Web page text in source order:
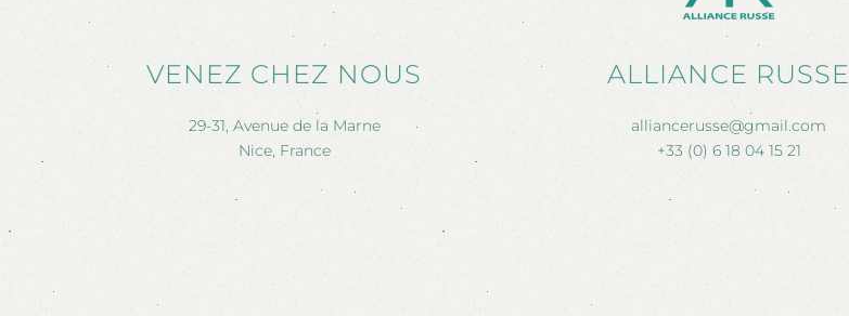
VENEZ CHEZ NOUS
29-31, Avenue de la Marne
Nice, France
ALLIANCE RUSSE
alliancerusse@gmail.com
+33 (0) 6 18 04 15 21